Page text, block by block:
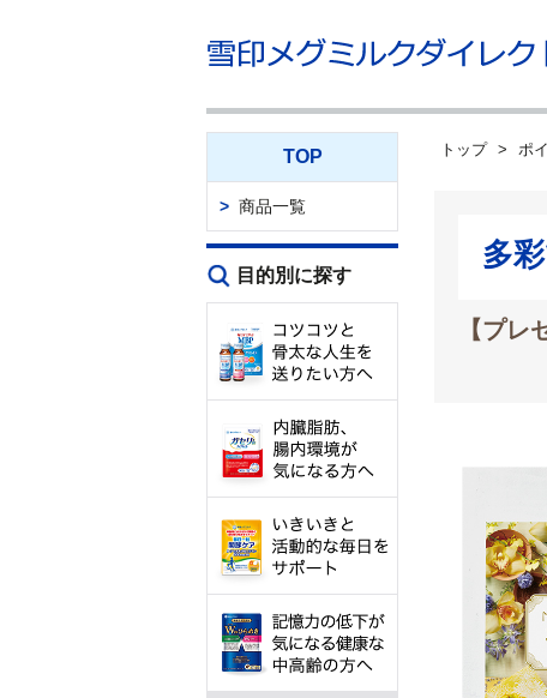
TOP
商品一覧
目的別に探す
トップ ポ
多
【プレ